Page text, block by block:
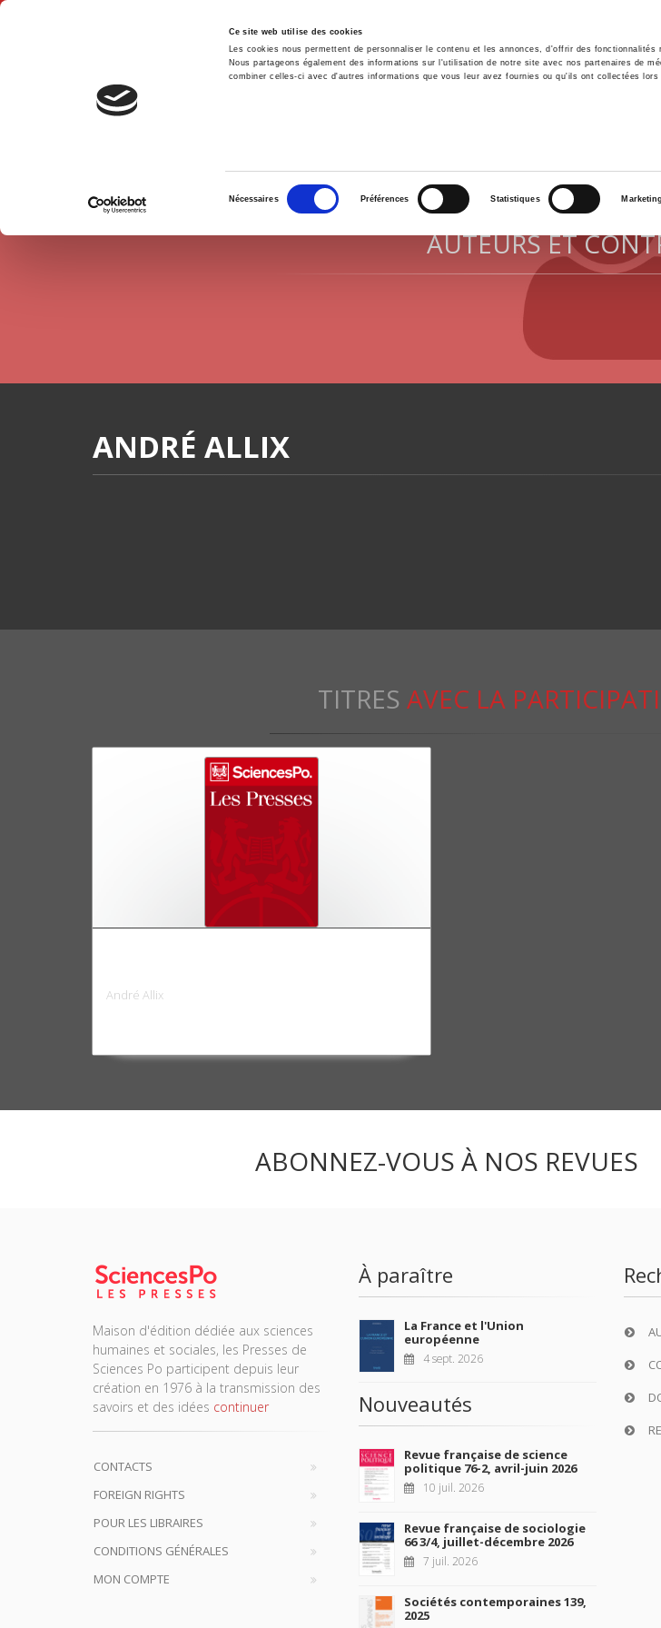
Ce site web utilise des cookies
Les cookies nous permettent de personnaliser le contenu et les annonces, d'offrir des
Nous partageons également des informations sur l'utilisation de notre site avec nos partenaires de
combiner celles-ci avec d'autres informations que vous leur avez fournies ou qu'ils ont collectées
consentement
Nécessaires Préférences Statistiques Marketing
Accueil Environnement Histoire
AUTEURS ET
ANDRÉ ALLIX
TITRES AVEC LA
André Allix
ABONNEZ-VOUS À NOS REVUES
Maison d'édition dédiée aux sciences
humaines et sociales, les Presses de
Sciences Po participent depuis leur
création en 1976 à la transmission des
savoirs et des idées continuer
CONTACTS
FOREIGN RIGHTS
POUR LES LIBRAIRES
CONDITIONS GÉNÉRALES
MON COMPTE
À paraître
La France et l'Union
européenne
4 sept. 2026
Nouveautés
Revue française de science
politique 76-2, avril-juin 2026
10 juil. 2026
Revue française de sociologie
66 3/4, juillet-décembre 2026
7 juil. 2026
Sociétés contemporaines 139,
2025